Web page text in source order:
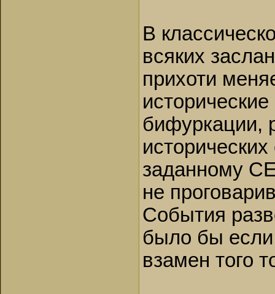
В
всяких
прихоти
бифуркации,
заданному
не
События
было бы если
взамен того